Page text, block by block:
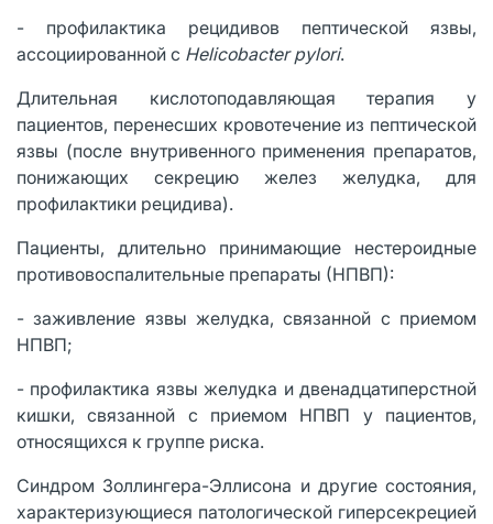
- профилактика рецидивов пептической язвы,
ассоциированной с Helicobacter pylori.
Длительная кислотоподавляющая терапия у
пациентов, перенесших кровотечение из пептической
язвы (после внутривенного применения препаратов,
понижающих секрецию желез желудка, для
профилактики рецидива).
Пациенты, длительно принимающие нестероидные
противовоспалительные препараты (НПВП):
- заживление язвы желудка, связанной с приемом
НПВП;
- профилактика язвы желудка и двенадцатиперстной
кишки, связанной с приемом НПВП у пациентов,
относящихся к группе риска.
Синдром Золлингера-Эллисона и другие состояния,
характеризующиеся патологической гиперсекрецией